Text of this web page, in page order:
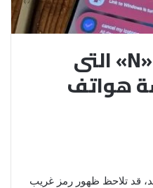
ما معنى علامة «N» التى
هواتف
قد تلاحظ ظهور رمز غريب